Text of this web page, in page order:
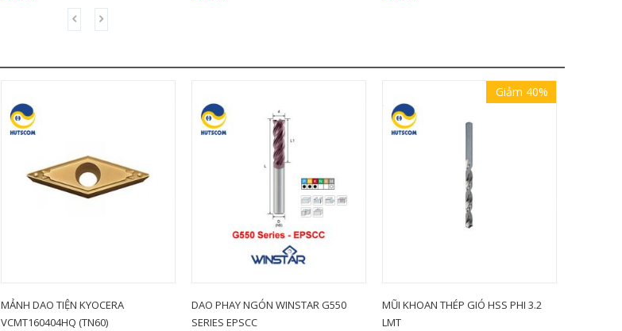
MẢNH DAO TIỆN KYOCERA
VCMT160404HQ (TN60)
DAO PHAY NGÓN WINSTAR G550
SERIES EPSCC
Giảm 40%
MŨI KHOAN THÉP GIÓ HSS PHI 3.2
LMT